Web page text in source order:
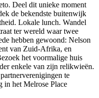
Deel dit unieke moment
de bekendste buitenwijk
Lokale lunch. Wandel
ter wereld waar twee
hebben gewoond: Nelson
van Zuid-Afrika, en
het voormalige huis
enkele van zijn relikwieën.
te
in het Melrose Place